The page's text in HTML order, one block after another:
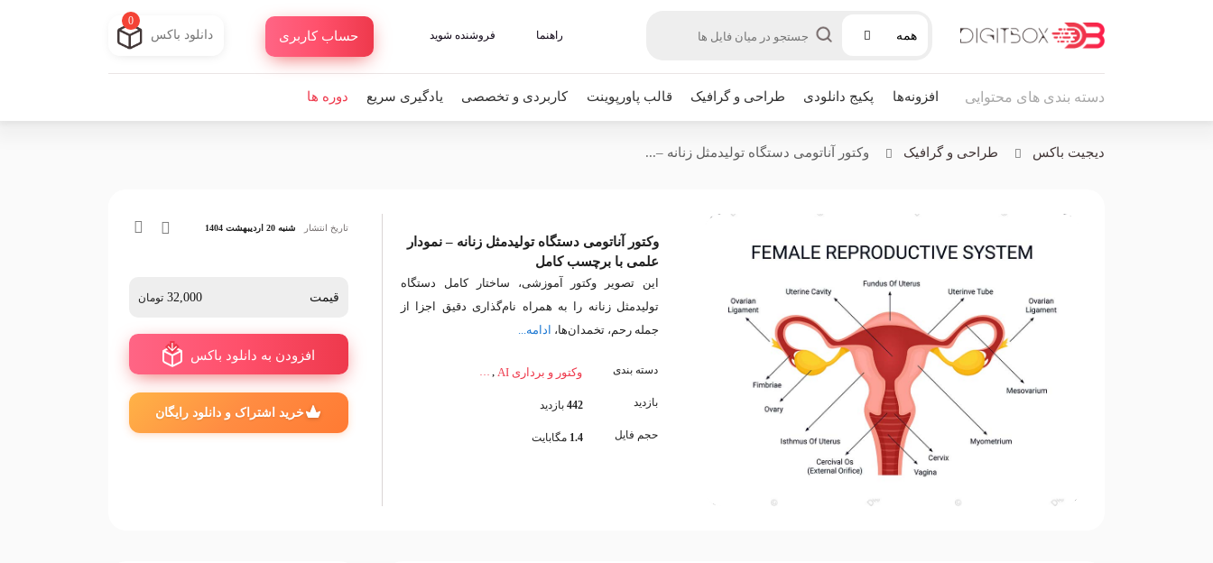
همه راهنما فروشنده شوید حساب کاربری دانلود باکس
0
دسته بندی های محتوایی افزونه‌ها پکیج دانلودی طراحی و گرافیک قالب پاورپوینت کاربردی و تخصصی یادگیری سریع دوره ها
دیجیت باکس طراحی و گرافیک وکتور آناتومی دستگاه تولیدمثل زنانه –...
وکتور آناتومی دستگاه تولیدمثل زنانه – نمودار
علمی با برچسب کامل
این تصویر وکتور آموزشی، ساختار کامل دستگاه
تولیدمثل زنانه را به همراه نام‌گذاری دقیق اجزا از
جمله رحم، تخمدان‌ها، ادامه...
دسته بندی
بازدید
حجم فایل
وکتور و برداری AI ,
442 بازدید
1.4 مگابایت
تاریخ انتشار شنبه 20 اردیبهشت 1404
قیمت 32,000 تومان
افزودن به دانلود باکس
خرید اشتراک و دانلود رایگان